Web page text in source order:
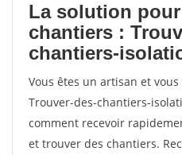
La solution
chantiers :
chantiers-
Vous êtes un artisan et
Trouver-des-chantiers-
comment recevoir
et trouver des chantiers.